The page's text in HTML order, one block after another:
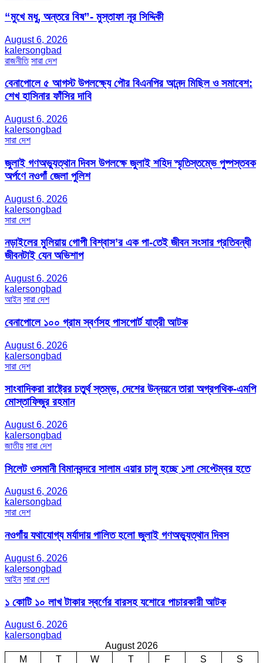
“মুখে মধু, অন্তরে বিষ”- মুস্তাফা নূর সিদ্দিকী
August 6, 2026
kalersongbad
রাজনীতি সারা দেশ
বেনাপোলে ৫ আগস্ট উপলক্ষ্যে পৌর বিএনপির আনন্দ মিছিল ও সমাবেশ:
শেখ হাসিনার ফাঁসির দাবি
August 6, 2026
kalersongbad
সারা দেশ
জুলাই গণঅভ্যুত্থান দিবস উপলক্ষে জুলাই শহিদ স্মৃতিস্তম্ভে পুষ্পস্তবক
অর্পণে নওগাঁ জেলা পুলিশ
August 6, 2026
kalersongbad
সারা দেশ
নড়াইলের মুলিয়ায় গোপী বিশ্বাস’র এক পা-তেই জীবন সংসার প্রতিবন্ধী
জীবনটাই যেন অভিশাপ
August 6, 2026
kalersongbad
আইন সারা দেশ
বেনাপোলে ১০০ গ্রাম স্বর্ণসহ পাসপোর্ট যাত্রী আটক
August 6, 2026
kalersongbad
সারা দেশ
সাংবাদিকরা রাষ্ট্রের চতুর্থ স্তম্ভ, দেশের উন্নয়নে তারা অগ্রপথিক-এমপি
মোস্তাফিজুর রহমান
August 6, 2026
kalersongbad
জাতীয় সারা দেশ
সিলেট ওসমানী বিমানবন্দরে সালাম এয়ার চালু হচ্ছে ১লা সেপ্টেম্বর হতে
August 6, 2026
kalersongbad
সারা দেশ
নওগাঁয় যথাযোগ্য মর্যাদায় পালিত হলো জুলাই গণঅভ্যুত্থান দিবস
August 6, 2026
kalersongbad
আইন সারা দেশ
১ কোটি ১০ লাখ টাকার স্বর্ণের বারসহ যশোরে পাচারকারী আটক​
August 6, 2026
kalersongbad
August 2026
M
T W T F S S